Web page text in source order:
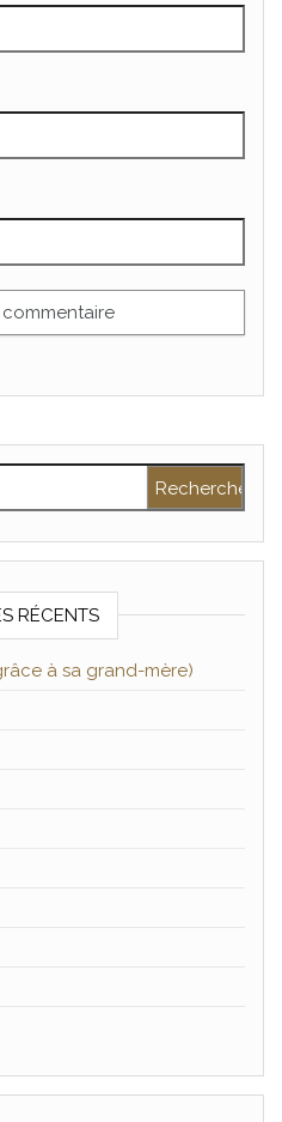
RÉCENTS
à sa grand-mère)